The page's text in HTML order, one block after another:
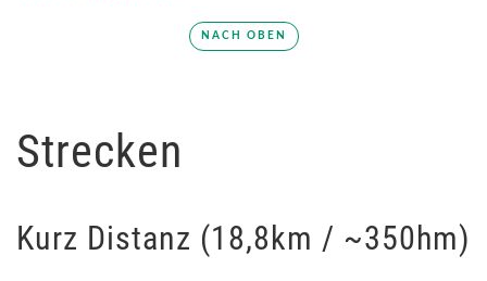
NACH OBEN
Strecken
Kurz Distanz (18,8km / ~350hm)